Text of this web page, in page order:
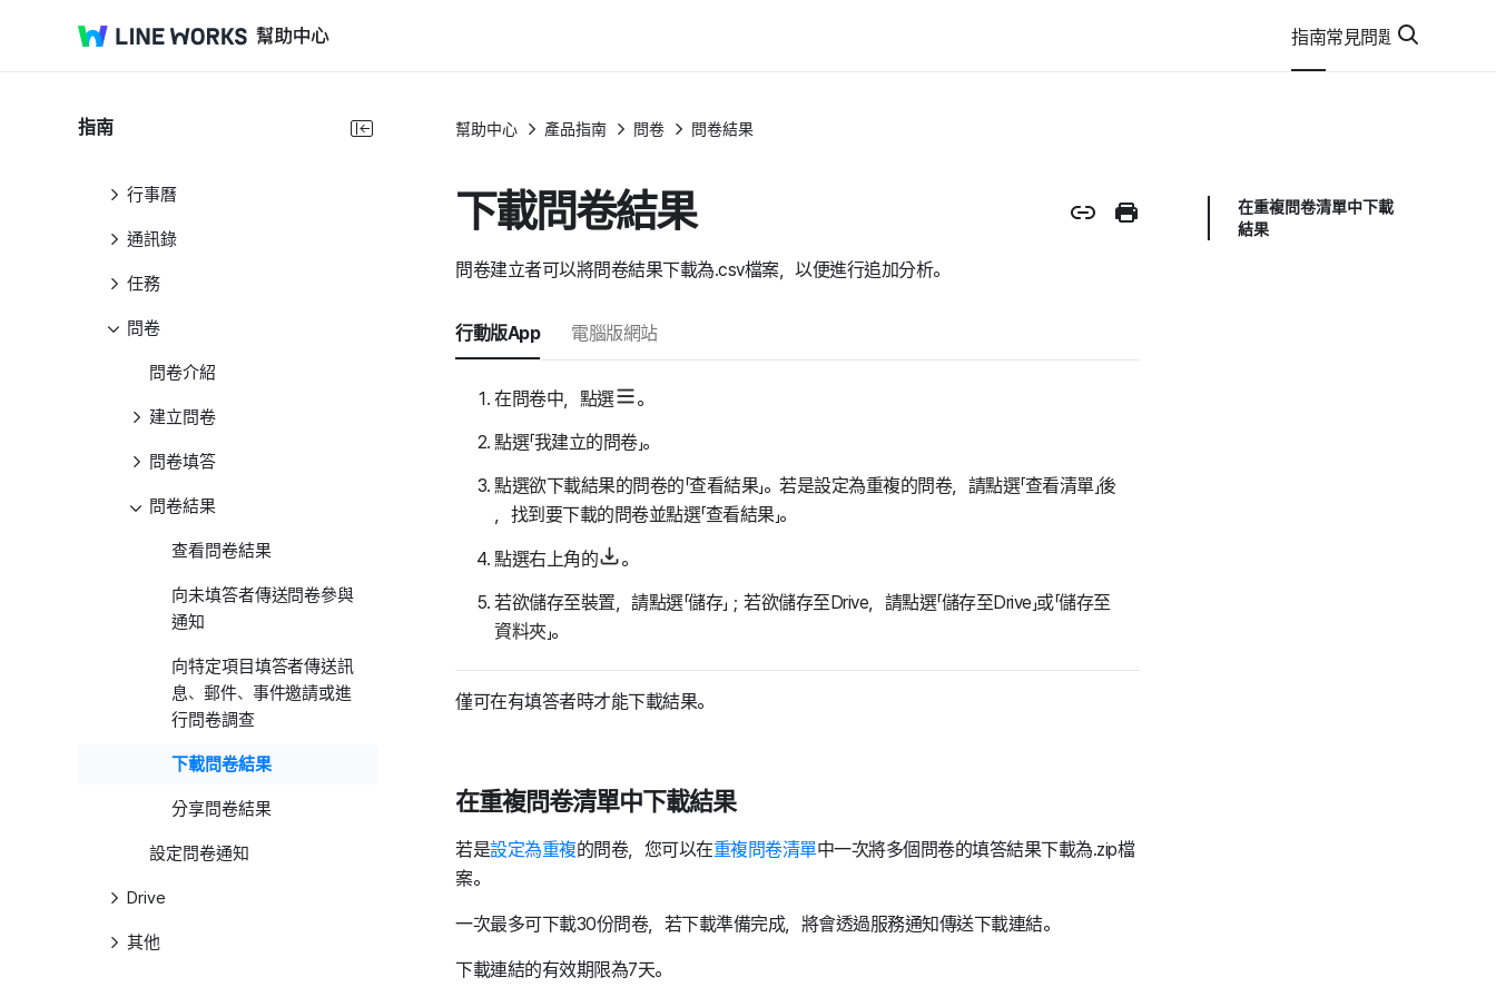
指南常見問題
指南
行事曆
通訊錄
任務
問卷
問卷介紹
建立問卷
問卷填答
問卷結果
查看問卷結果
向未填答者傳送問卷參與
通知
向特定項目填答者傳送訊
息、郵件、事件邀請或進
行問卷調查
下載問卷結果
分享問卷結果
設定問卷通知
Drive
其他
幫助中心 產品指南 問卷 問卷結果
下載問卷結果
問卷建立者可以將問卷結果下載為.csv檔案，以便進行追加分析。
行動版App 電腦版網站
在問卷中，點選 。
點選「我建立的問卷」。
點選欲下載結果的問卷的「查看結果」。若是設定為重複的問卷，請點選「查看清單」後
，找到要下載的問卷並點選「查看結果」。
點選右上角的 。
若欲儲存至裝置，請點選「儲存」；若欲儲存至Drive，請點選「儲存至Drive」或「儲存至
資料夾」。
僅可在有填答者時才能下載結果。
在重複問卷清單中下載結果
若是設定為重複的問卷，您可以在重複問卷清單中一次將多個問卷的填答結果下載為.zip檔
案。
一次最多可下載30份問卷，若下載準備完成，將會透過服務通知傳送下載連結。
下載連結的有效期限為7天。
在重複問卷清單中下載
結果